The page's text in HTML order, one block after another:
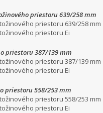
priestoru 639/258 mm
priestoru 639/258 mm
priestoru Ei
priestoru 387/139 mm
priestoru 387/139 mm
priestoru Ei
priestoru 558/253 mm
priestoru 558/253 mm
priestoru Ei